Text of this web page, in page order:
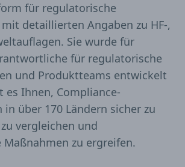
für regulatorische
detaillierten Angaben zu HF-,
Sie wurde für
für regulatorische
und Produktteams entwickelt
es Ihnen, Compliance-
über 170 Ländern sicher zu
vergleichen und
Maßnahmen zu ergreifen.